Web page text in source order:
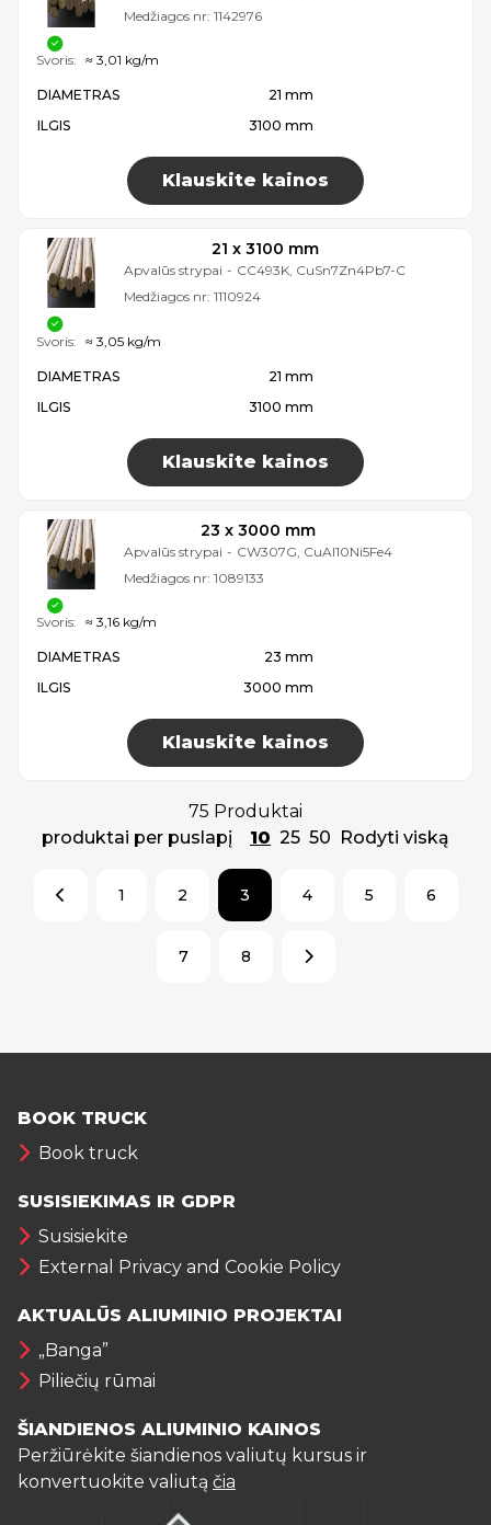
Medžiagos nr: 1142976
DIAMETRAS
21 mm
ILGIS
3100 mm
Klauskite kainos
Svoris: ≈ 3,01 kg/m
21 x 3100 mm
Apvalūs strypai - CC493K, CuSn7Zn4Pb7-C
Medžiagos nr: 1110924
DIAMETRAS
21 mm
ILGIS
3100 mm
Klauskite kainos
Svoris: ≈ 3,05 kg/m
23 x 3000 mm
Apvalūs strypai - CW307G, CuAl10Ni5Fe4
Medžiagos nr: 1089133
DIAMETRAS
23 mm
ILGIS
3000 mm
Klauskite kainos
Svoris: ≈ 3,16 kg/m
75 Produktai
produktai per puslapį
10 25 50 Rodyti viską
1 2 3 4 5 6
7 8
BOOK TRUCK
Book truck
SUSISIEKIMAS IR GDPR
Susisiekite
External Privacy and Cookie Policy
AKTUALŪS ALIUMINIO PROJEKTAI
„Banga”
Piliečių rūmai
ŠIANDIENOS ALIUMINIO KAINOS
Peržiūrėkite šiandienos valiutų kursus ir
konvertuokite valiutą čia